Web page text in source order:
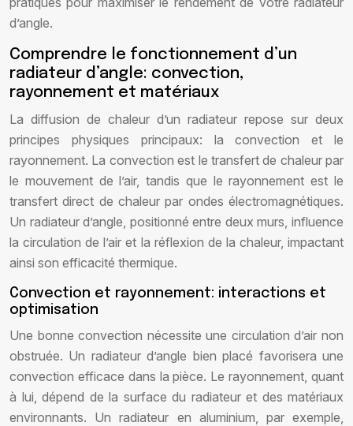
d’angle.
Comprendre le fonctionnement d’un
radiateur d’angle: convection,
rayonnement et matériaux
La diffusion de chaleur d’un radiateur repose sur deux
principes physiques principaux: la convection et le
rayonnement. La convection est le transfert de chaleur par
le mouvement de l’air, tandis que le rayonnement est le
transfert direct de chaleur par ondes électromagnétiques.
Un radiateur d’angle, positionné entre deux murs, influence
la circulation de l’air et la réflexion de la chaleur, impactant
ainsi son efficacité thermique.
Convection et rayonnement: interactions et
optimisation
Une bonne convection nécessite une circulation d’air non
obstruée. Un radiateur d’angle bien placé favorisera une
convection efficace dans la pièce. Le rayonnement, quant
à lui, dépend de la surface du radiateur et des matériaux
environnants. Un radiateur en aluminium, par exemple,